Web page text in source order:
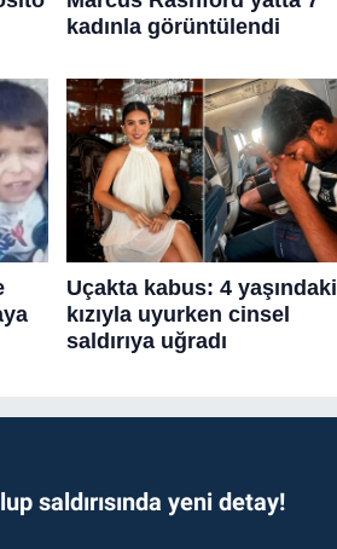
saldırısında yeni detay!